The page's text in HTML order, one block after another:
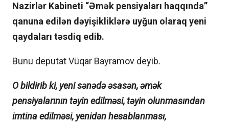
Nazirlər Kabineti “Əmək pensiyaları haqqında”
qanuna edilən dəyişikliklərə uyğun olaraq yeni
qaydaları təsdiq edib.
Bunu deputat Vüqar Bayramov deyib.
O bildirib ki, yeni sənədə əsasən, əmək
pensiyalarının təyin edilməsi, təyin olunmasından
imtina edilməsi, yenidən hesablanması,